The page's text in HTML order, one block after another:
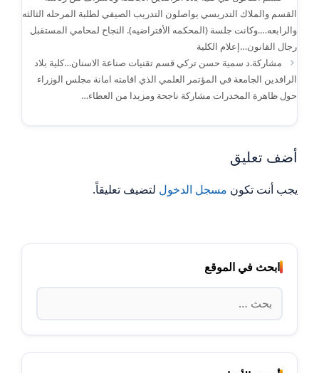
القسم والملاك التدريسي يواصلون التدريب الصيفي لطلبة المرحله الثالثه
والرابعه….وكانت جلسة (المحكمه الأفتراضيه). النجاح لمحامي المستقبل
رجال القانون…إعلام الكلية
مشاركة.د سمية حسن تركي قسم تقنيات صناعة الاسنان…كلية بلاد
الرافدين الجامعة في المؤتمر العلمي الذي اقامته امانة مجلس الوزراء
حول ظاهرة المخدرات مشاركة ناجحة ومزيدا من العطاء…
أضف تعليق
يجب أنت تكون مسجل الدخول لتضيف تعليقاً.
ابحث في الموقع
البحث
عن: